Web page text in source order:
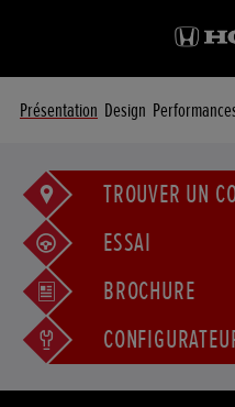
Présentation Design
TROUVER UN
ESSAI
BROCHURE